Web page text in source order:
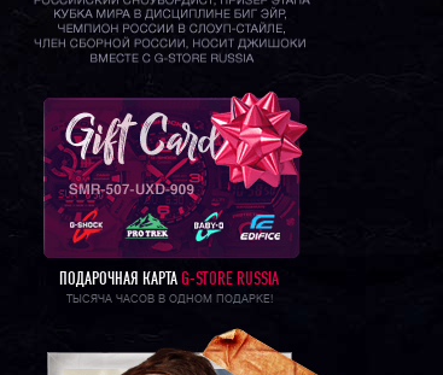
ПОДАРОЧНАЯ КАРТА G-STORE RUSSIA
ТЫСЯЧА ЧАСОВ В ОДНОМ ПОДАРКЕ!